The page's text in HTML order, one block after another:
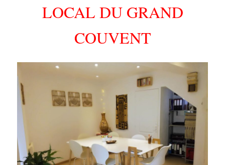
LOCAL DU GRAND
COUVENT